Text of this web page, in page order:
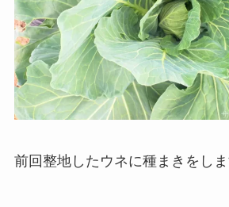
前回整地したウネに種まきをしま